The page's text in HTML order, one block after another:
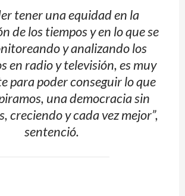
tener una equidad en la
de los tiempos y en lo que se
y analizando los
en radio y televisión, es muy
para poder conseguir lo que
una democracia sin
creciendo y cada vez mejor”,
sentenció.